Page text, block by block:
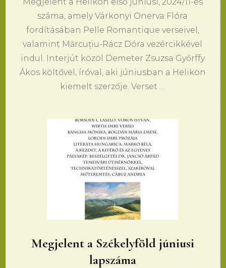
száma, amely Várkonyi Onerva Flóra
fordításában Pelle Romantique verseivel,
valamint Mărcuțiu-Rácz Dóra vezércikkével
indul. Interjút közöl Demeter Zsuzsa Győrffy
Ákos költővel, íróval, aki júniusban a Helikon
kiemelt szerzője. Verset …
Megjelent a Székelyföld júniusi
lapszáma